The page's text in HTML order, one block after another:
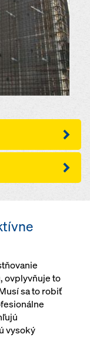
ovplyvňuje to
sa to robiť
vysoký